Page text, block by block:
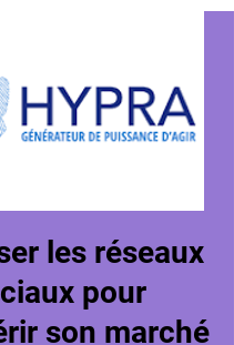
les réseaux
pour
son marché